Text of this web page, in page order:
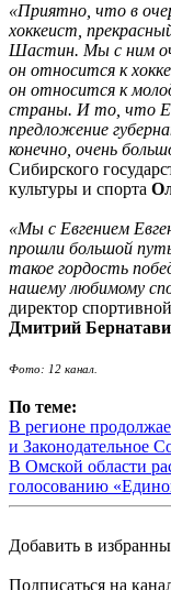
«Приятно, что в
хоккеист,
Шастин. Мы с ним
он относится к
он относится к
страны. И то, что
предложение
конечно, очень
Сибирского
культуры и спорта
«Мы с Евгением
прошли большой
такое гордость
нашему любимому
директор
Дмитрий
Фото: 12 канал.
По теме:
В регионе
и Законодательное
В Омской области
голосованию
Добавить в
Подписаться на